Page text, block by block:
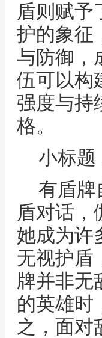
盾则赋予
护的象征
与防御，
伍可以构
强度与持
格。
小标题
有盾牌
盾对话，
她成为许
无视护盾
牌并非无
的英雄时
之，面对